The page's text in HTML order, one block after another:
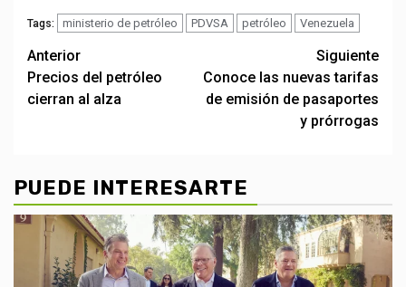
Tags: ministerio de petróleo PDVSA petróleo Venezuela
Post
navigation
Anterior
Precios del petróleo
cierran al alza
Siguiente
Conoce las nuevas tarifas
de emisión de pasaportes
y prórrogas
PUEDE INTERESARTE